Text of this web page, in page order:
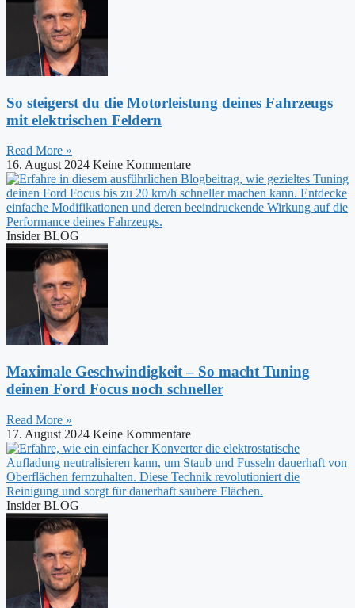
So steigerst du die Motorleistung deines Fahrzeugs
mit elektrischen Feldern
Read More »
16. August 2024 Keine Kommentare
Insider BLOG
Maximale Geschwindigkeit – So macht Tuning
deinen Ford Focus noch schneller
Read More »
17. August 2024 Keine Kommentare
Insider BLOG